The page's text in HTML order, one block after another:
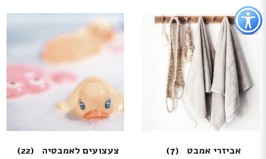
כפתור
לפתיחת
תפריט
נגישות
אביזרי אמבט (7) צעצועים לאמבטיה (22)